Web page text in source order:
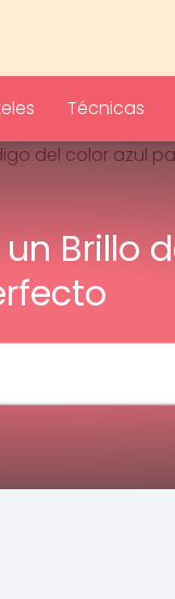
Técnicas
Brillo